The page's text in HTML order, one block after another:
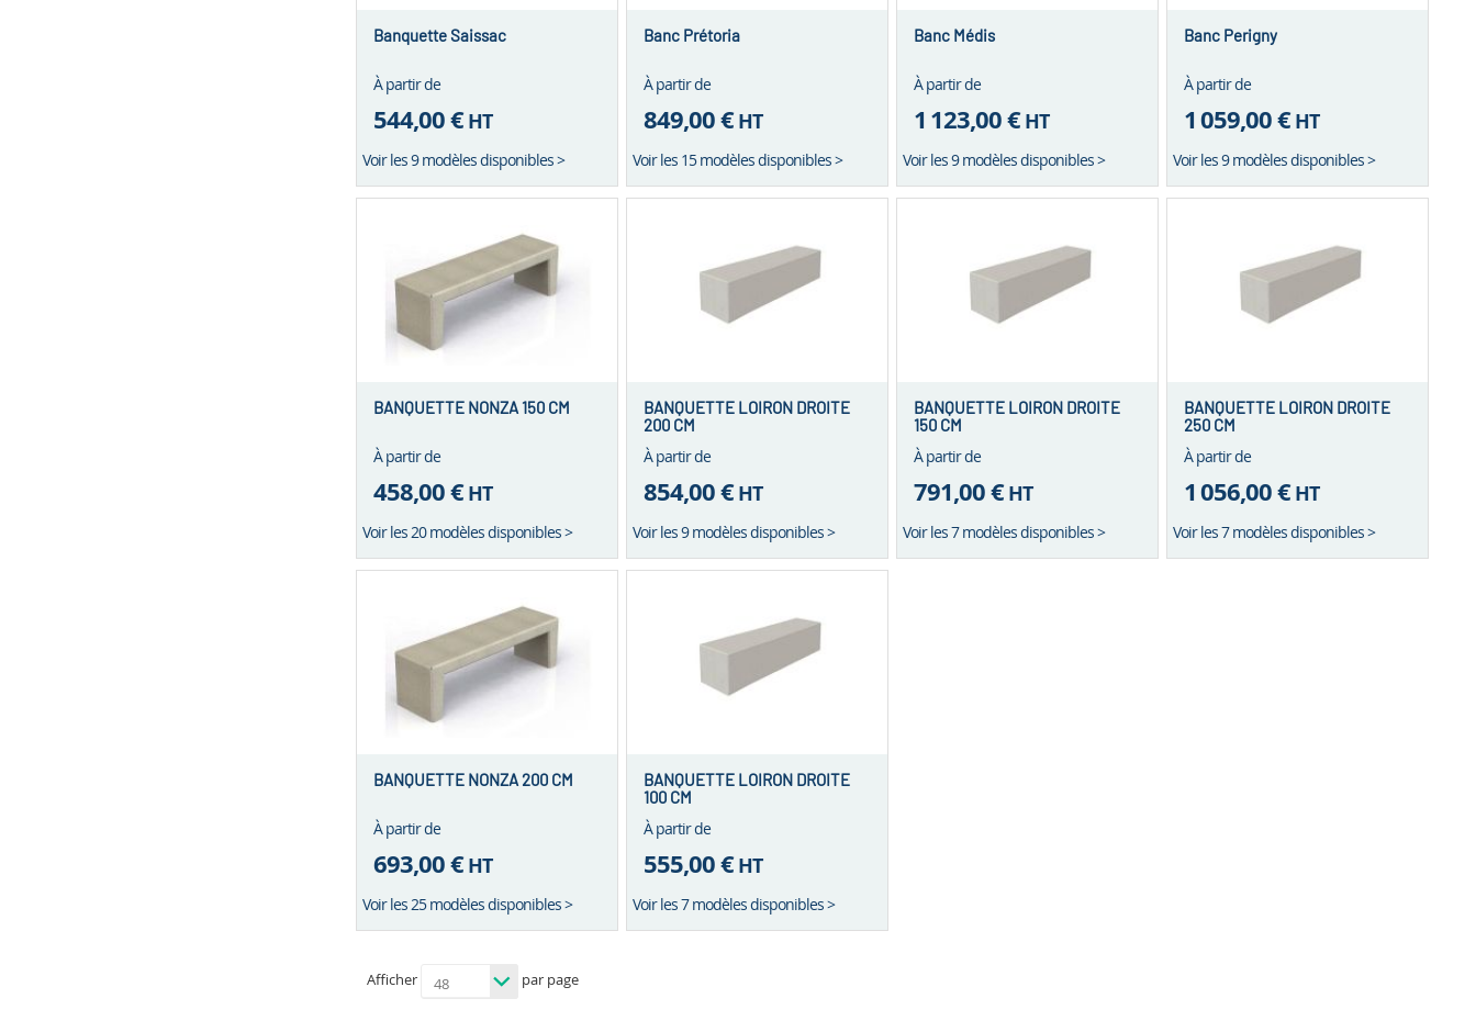
Banquette Saissac
À partir de
544,00 €HT
Voir les 9 modèles disponibles >
Banc Prétoria
À partir de
849,00 €HT
Voir les 15 modèles disponibles >
Banc Médis
À partir de
1 123,00 €HT
Voir les 9 modèles disponibles >
Banc Perigny
À partir de
1 059,00 €HT
Voir les 9 modèles disponibles >
BANQUETTE NONZA 150 CM
À partir de
458,00 €HT
Voir les 20 modèles disponibles >
BANQUETTE LOIRON DROITE
200 CM
À partir de
854,00 €HT
Voir les 9 modèles disponibles >
BANQUETTE LOIRON DROITE
150 CM
À partir de
791,00 €HT
Voir les 7 modèles disponibles >
BANQUETTE LOIRON DROITE
250 CM
À partir de
1 056,00 €HT
Voir les 7 modèles disponibles >
BANQUETTE NONZA 200 CM
À partir de
693,00 €HT
Voir les 25 modèles disponibles >
BANQUETTE LOIRON DROITE
100 CM
À partir de
555,00 €HT
Voir les 7 modèles disponibles >
Afficher par page